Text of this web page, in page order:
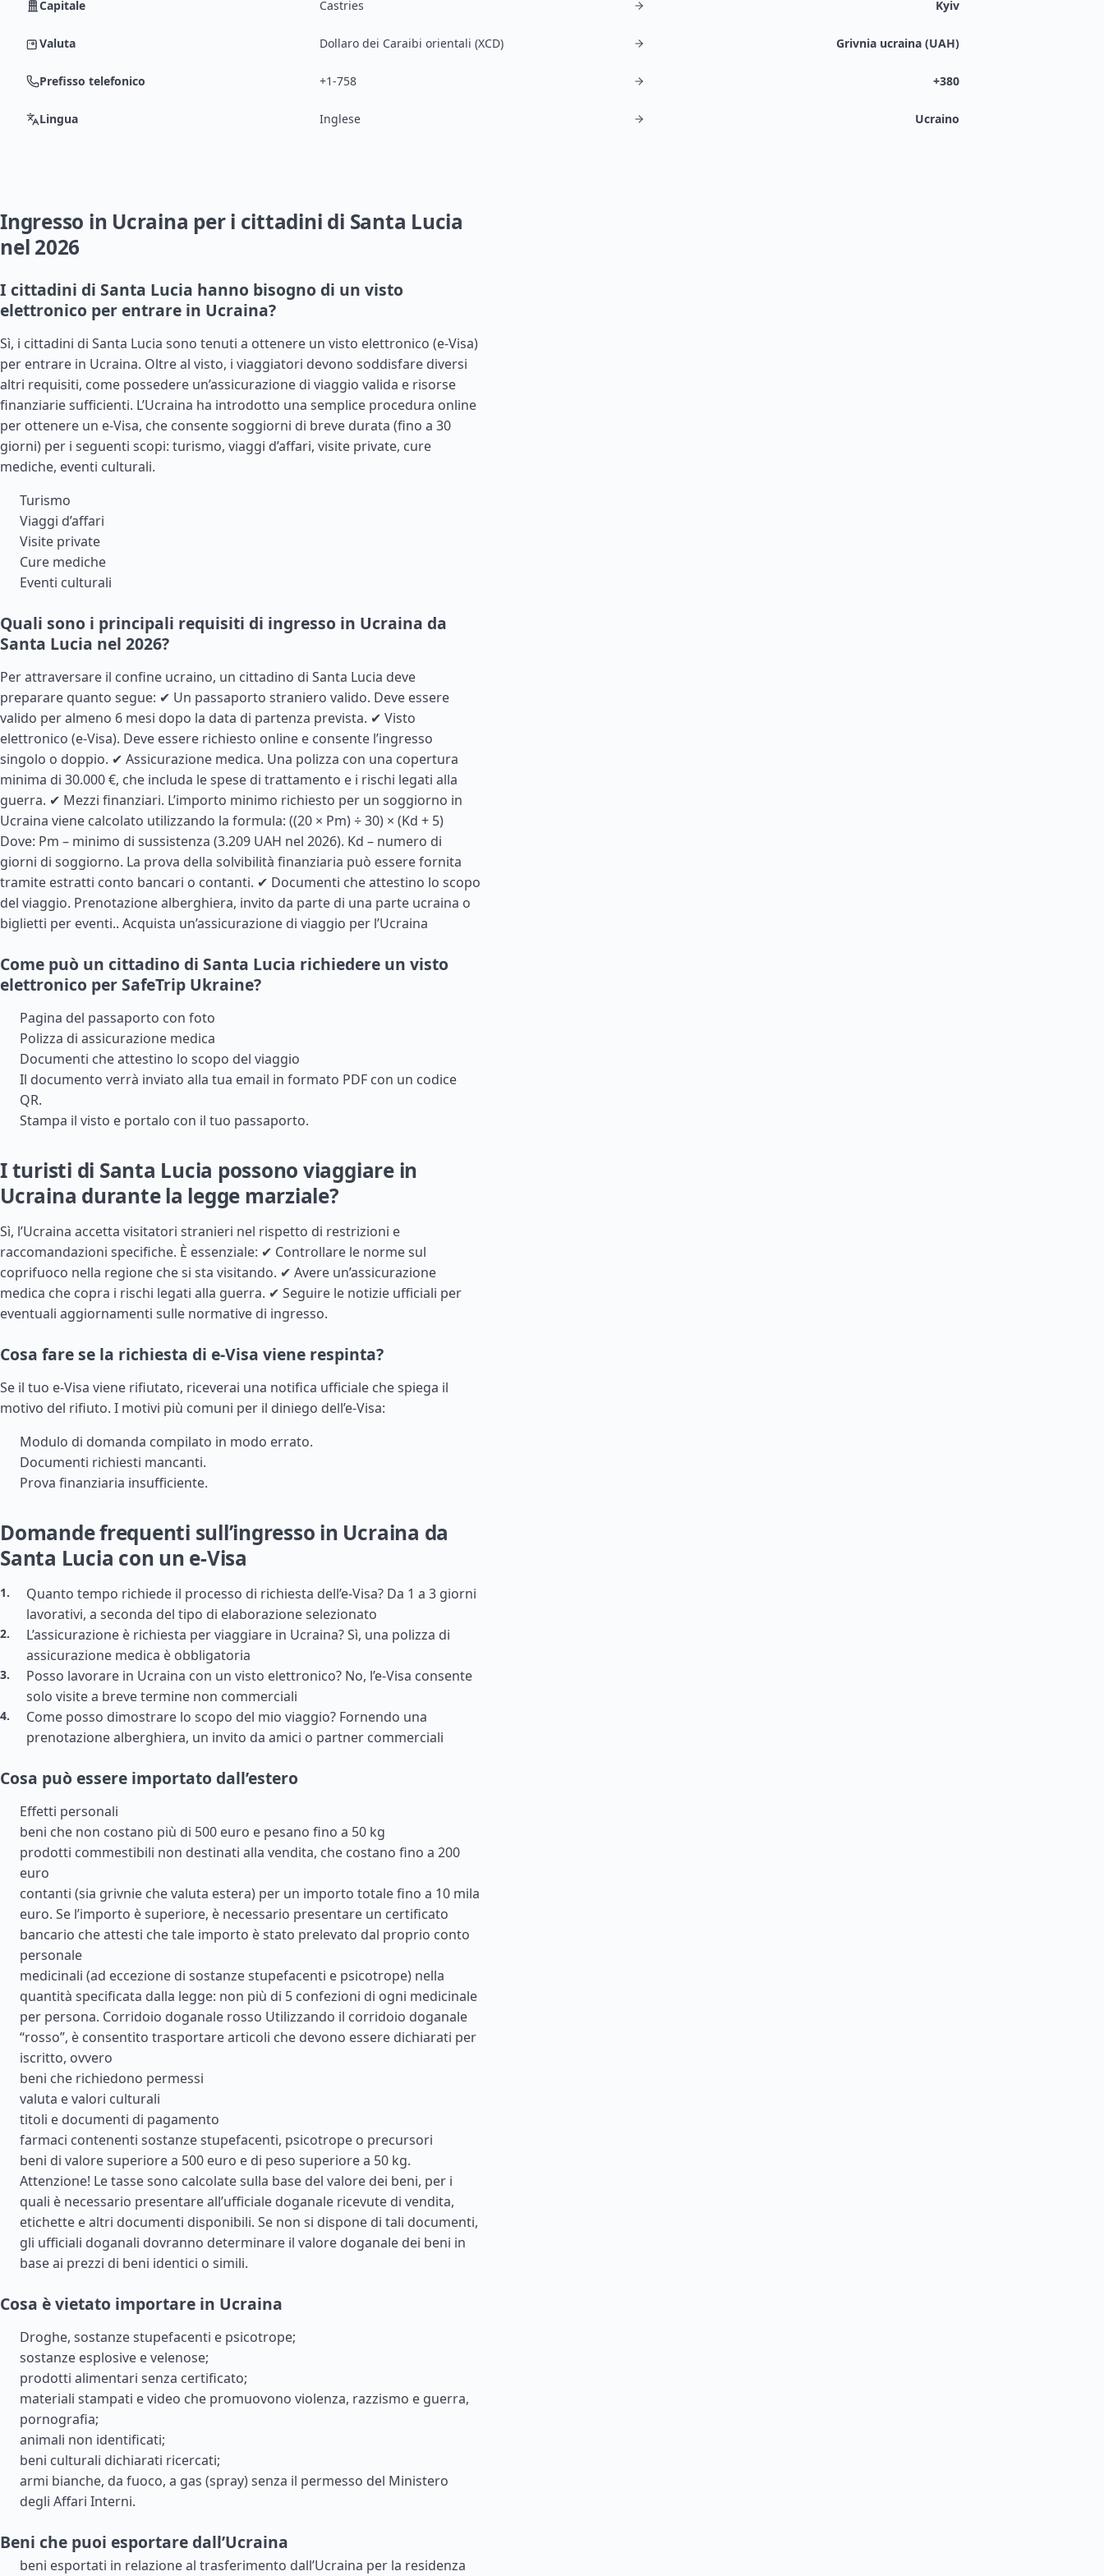
Capitale Castries Kyiv
Valuta Dollaro dei Caraibi orientali (XCD) Grivnia ucraina (UAH)
Prefisso telefonico +1-758 +380
Lingua Inglese Ucraino
Ingresso in Ucraina per i cittadini di Santa Lucia
nel 2026
I cittadini di Santa Lucia hanno bisogno di un visto
elettronico per entrare in Ucraina?
Sì, i cittadini di Santa Lucia sono tenuti a ottenere un visto elettronico (e-Visa)
per entrare in Ucraina. Oltre al visto, i viaggiatori devono soddisfare diversi
altri requisiti, come possedere un’assicurazione di viaggio valida e risorse
finanziarie sufficienti. L’Ucraina ha introdotto una semplice procedura online
per ottenere un e-Visa, che consente soggiorni di breve durata (fino a 30
giorni) per i seguenti scopi: turismo, viaggi d’affari, visite private, cure
mediche, eventi culturali.
Turismo
Viaggi d’affari
Visite private
Cure mediche
Eventi culturali
Quali sono i principali requisiti di ingresso in Ucraina da
Santa Lucia nel 2026?
Per attraversare il confine ucraino, un cittadino di Santa Lucia deve
preparare quanto segue: ✔ Un passaporto straniero valido. Deve essere
valido per almeno 6 mesi dopo la data di partenza prevista. ✔ Visto
elettronico (e-Visa). Deve essere richiesto online e consente l’ingresso
singolo o doppio. ✔ Assicurazione medica. Una polizza con una copertura
minima di 30.000 €, che includa le spese di trattamento e i rischi legati alla
guerra. ✔ Mezzi finanziari. L’importo minimo richiesto per un soggiorno in
Ucraina viene calcolato utilizzando la formula: ((20 × Pm) ÷ 30) × (Kd + 5)
Dove: Pm – minimo di sussistenza (3.209 UAH nel 2026). Kd – numero di
giorni di soggiorno. La prova della solvibilità finanziaria può essere fornita
tramite estratti conto bancari o contanti. ✔ Documenti che attestino lo scopo
del viaggio. Prenotazione alberghiera, invito da parte di una parte ucraina o
biglietti per eventi.. Acquista un’assicurazione di viaggio per l’Ucraina
Come può un cittadino di Santa Lucia richiedere un visto
elettronico per SafeTrip Ukraine?
Pagina del passaporto con foto
Polizza di assicurazione medica
Documenti che attestino lo scopo del viaggio
Il documento verrà inviato alla tua email in formato PDF con un codice
QR.
Stampa il visto e portalo con il tuo passaporto.
I turisti di Santa Lucia possono viaggiare in
Ucraina durante la legge marziale?
Sì, l’Ucraina accetta visitatori stranieri nel rispetto di restrizioni e
raccomandazioni specifiche. È essenziale: ✔ Controllare le norme sul
coprifuoco nella regione che si sta visitando. ✔ Avere un’assicurazione
medica che copra i rischi legati alla guerra. ✔ Seguire le notizie ufficiali per
eventuali aggiornamenti sulle normative di ingresso.
Cosa fare se la richiesta di e-Visa viene respinta?
Se il tuo e-Visa viene rifiutato, riceverai una notifica ufficiale che spiega il
motivo del rifiuto. I motivi più comuni per il diniego dell’e-Visa:
Modulo di domanda compilato in modo errato.
Documenti richiesti mancanti.
Prova finanziaria insufficiente.
Domande frequenti sull’ingresso in Ucraina da
Santa Lucia con un e-Visa
Quanto tempo richiede il processo di richiesta dell’e-Visa? Da 1 a 3 giorni
lavorativi, a seconda del tipo di elaborazione selezionato
L’assicurazione è richiesta per viaggiare in Ucraina? Sì, una polizza di
assicurazione medica è obbligatoria
Posso lavorare in Ucraina con un visto elettronico? No, l’e-Visa consente
solo visite a breve termine non commerciali
Come posso dimostrare lo scopo del mio viaggio? Fornendo una
prenotazione alberghiera, un invito da amici o partner commerciali
Cosa può essere importato dall’estero
Effetti personali
beni che non costano più di 500 euro e pesano fino a 50 kg
prodotti commestibili non destinati alla vendita, che costano fino a 200
euro
contanti (sia grivnie che valuta estera) per un importo totale fino a 10 mila
euro. Se l’importo è superiore, è necessario presentare un certificato
bancario che attesti che tale importo è stato prelevato dal proprio conto
personale
medicinali (ad eccezione di sostanze stupefacenti e psicotrope) nella
quantità specificata dalla legge: non più di 5 confezioni di ogni medicinale
per persona. Corridoio doganale rosso Utilizzando il corridoio doganale
“rosso”, è consentito trasportare articoli che devono essere dichiarati per
iscritto, ovvero
beni che richiedono permessi
valuta e valori culturali
titoli e documenti di pagamento
farmaci contenenti sostanze stupefacenti, psicotrope o precursori
beni di valore superiore a 500 euro e di peso superiore a 50 kg.
Attenzione! Le tasse sono calcolate sulla base del valore dei beni, per i
quali è necessario presentare all’ufficiale doganale ricevute di vendita,
etichette e altri documenti disponibili. Se non si dispone di tali documenti,
gli ufficiali doganali dovranno determinare il valore doganale dei beni in
base ai prezzi di beni identici o simili.
Cosa è vietato importare in Ucraina
Droghe, sostanze stupefacenti e psicotrope;
sostanze esplosive e velenose;
prodotti alimentari senza certificato;
materiali stampati e video che promuovono violenza, razzismo e guerra,
pornografia;
animali non identificati;
beni culturali dichiarati ricercati;
armi bianche, da fuoco, a gas (spray) senza il permesso del Ministero
degli Affari Interni.
Beni che puoi esportare dall’Ucraina
beni esportati in relazione al trasferimento dall’Ucraina per la residenza